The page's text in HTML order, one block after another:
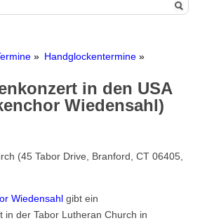
Handglockentermine
in den USA
Wiedensahl)
(45 Tabor Drive, Branford, CT 06405,
Wiedensahl gibt ein
in der Tabor Lutheran Church in